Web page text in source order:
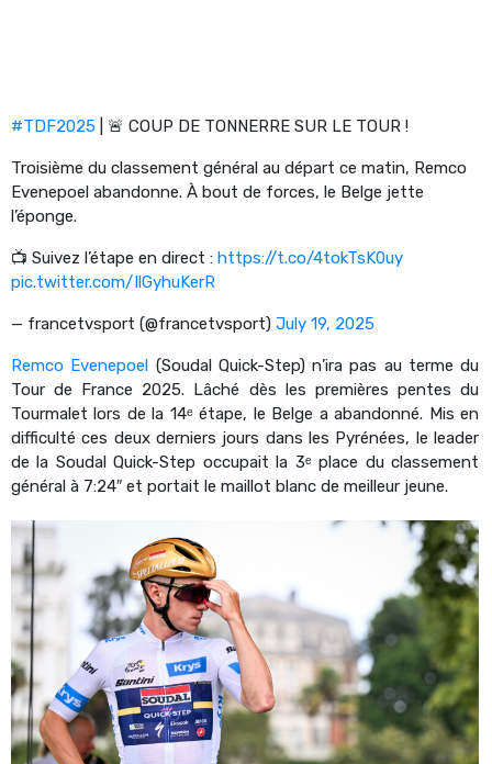
#TDF2025 | 🚨 COUP DE TONNERRE SUR LE TOUR !
Troisième du classement général au départ ce matin, Remco
Evenepoel abandonne. À bout de forces, le Belge jette
l’éponge.
📺 Suivez l’étape en direct : https://t.co/4tokTsK0uy
pic.twitter.com/IlGyhuKerR
— francetvsport (@francetvsport) July 19, 2025
Remco Evenepoel (Soudal Quick-Step) n’ira pas au terme du
Tour de France 2025. Lâché dès les premières pentes du
Tourmalet lors de la 14ᵉ étape, le Belge a abandonné. Mis en
difficulté ces deux derniers jours dans les Pyrénées, le leader
de la Soudal Quick-Step occupait la 3ᵉ place du classement
général à 7:24″ et portait le maillot blanc de meilleur jeune.